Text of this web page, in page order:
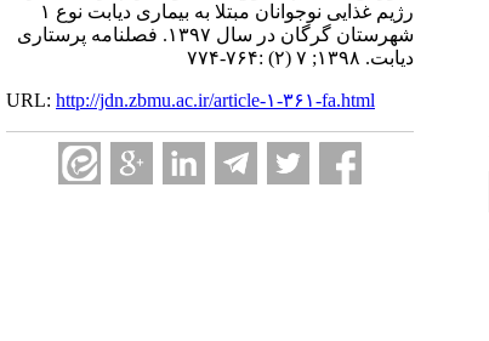
رژیم غذایی نوجوانان مبتلا به بیماری دیابت نوع ۱
شهرستان گرگان در سال ۱۳۹۷. فصلنامه پرستاری
دیابت. ۱۳۹۸; ۷ (۲) :۷۶۴-۷۷۴
URL: http://jdn.zbmu.ac.ir/article-۱-۳۶۱-fa.html